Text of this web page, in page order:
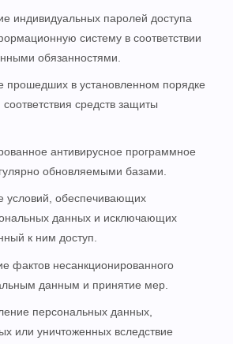
индивидуальных паролей доступа
систему в соответствии
обязанностями.
прошедших в установленном порядке
средств защиты
антивирусное программное
обновляемыми базами.
условий, обеспечивающих
данных и исключающих
к ним доступ.
фактов несанкционированного
данным и принятие мер.
персональных данных,
или уничтоженных вследствие